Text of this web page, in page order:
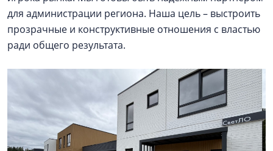
для администрации региона. Наша цель – выстроить
прозрачные и конструктивные отношения с властью
ради общего результата.